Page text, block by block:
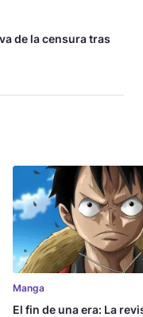
de la censura tras
Manga
El fin de una era: La